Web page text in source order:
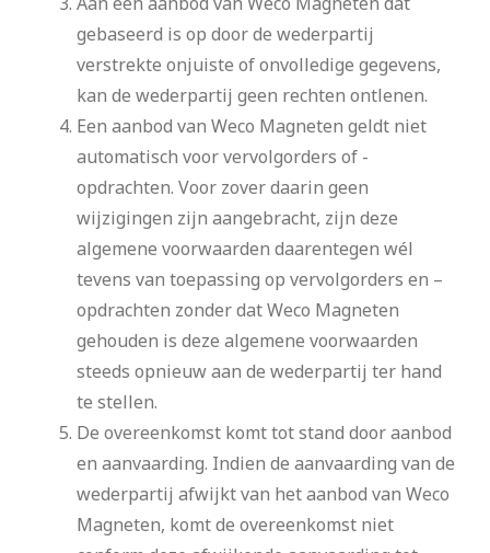
gebaseerd is op door de wederpartij
verstrekte onjuiste of onvolledige gegevens,
kan de wederpartij geen rechten ontlenen.
Een aanbod van Weco Magneten geldt niet
automatisch voor vervolgorders of -
opdrachten. Voor zover daarin geen
wijzigingen zijn aangebracht, zijn deze
algemene voorwaarden daarentegen wél
tevens van toepassing op vervolgorders en –
opdrachten zonder dat Weco Magneten
gehouden is deze algemene voorwaarden
steeds opnieuw aan de wederpartij ter hand
te stellen.
De overeenkomst komt tot stand door aanbod
en aanvaarding. Indien de aanvaarding van de
wederpartij afwijkt van het aanbod van Weco
Magneten, komt de overeenkomst niet